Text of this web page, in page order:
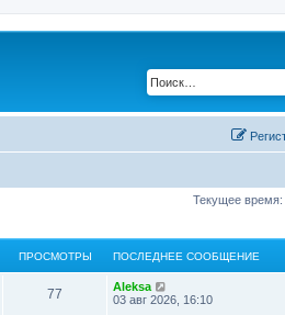
Текущее время:
ПРОСМОТРЫ ПОСЛЕДНЕЕ СООБЩЕНИЕ
77
Aleksa
03 авг 2026, 16:10